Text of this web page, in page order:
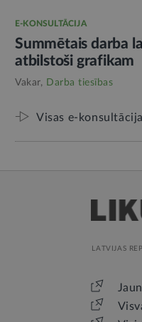
E-KONSULTĀCIJA
Summētais darba
atbilstoši grafikam
Vakar, Darba tiesības
Visas e-
LATVIJAS